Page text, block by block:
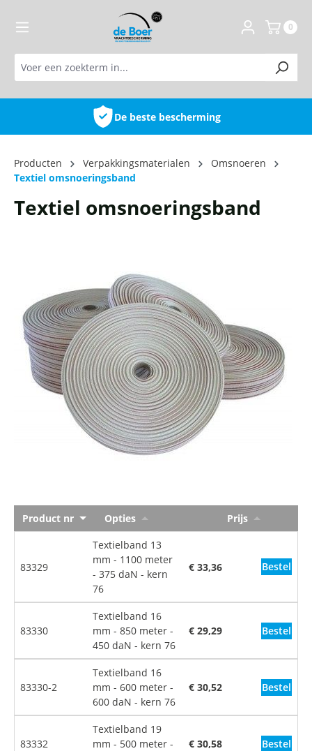
0
Hoge kwaliteit
Producten Verpakkingsmaterialen
Omsnoeren
Textiel omsnoeringsband
Textiel omsnoeringsband
Product nr Opties Prijs
83329
Textielband 13
mm - 1100 meter
- 375 daN - kern
76
€ 33,36 Bestel
83330
Textielband 16
mm - 850 meter -
450 daN - kern 76
€ 29,29 Bestel
83330-2
Textielband 16
mm - 600 meter -
600 daN - kern 76
€ 30,52 Bestel
83332
Textielband 19
mm - 500 meter -
€ 30,58 Bestel